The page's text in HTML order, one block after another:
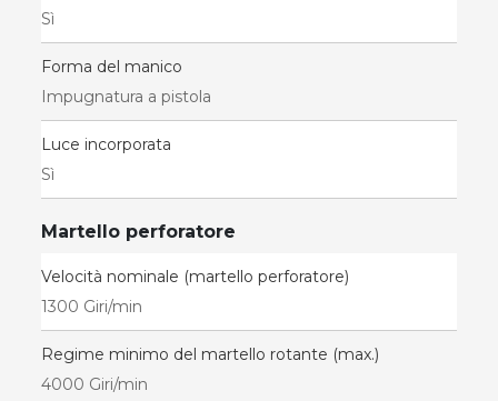
Sì
Forma del manico
Impugnatura a pistola
Luce incorporata
Sì
Martello perforatore
Velocità nominale (martello perforatore)
1300 Giri/min
Regime minimo del martello rotante (max.)
4000 Giri/min